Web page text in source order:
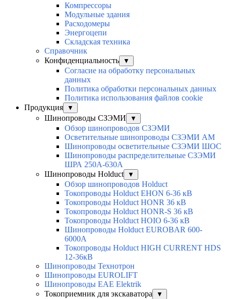
Компрессоры
Модульные здания
Расходомеры
Энергоцепи
Складская техника
Справочник
Конфиденциальность
▼
Согласие на обработку персональных
данных
Политика обработки персональных данных
Политика использования файлов cookie
Продукция
▼
Шинопроводы СЗЭМИ ▼
Обзор шинопроводов СЗЭМИ
Осветительные шинопроводы СЗЭМИ АМ
Шинопроводы осветительные СЗЭМИ ШОС
Шинопроводы распределительные СЗЭМИ
ШРА 250А-630А
Шинопроводы Holduct
▼
Обзор шинопроводов Holduct
Токопроводы Holduct EHON 6-36 кВ
Токопроводы Holduct HONR 36 кВ
Токопроводы Holduct HONR-S 36 кВ
Токопроводы Holduct HOIO 6-36 кВ
Шинопроводы Holduct EUROBAR 600-
6000А
Токопроводы Holduct HIGH CURRENT HDS
12-36кВ
Шинопроводы Технотрон
Шинопроводы EUROLIFT
Шинопроводы EAE Elektrik
Токоприемник для экскаватора
▼